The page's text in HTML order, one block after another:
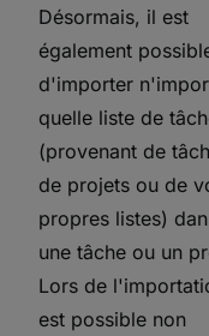
Désormais, il est
également
d'importer
quelle liste de
(provenant de
de projets ou de
propres listes)
une tâche ou un
Lors de
est possible non